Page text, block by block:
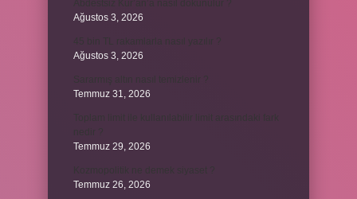
Ağustos 3, 2026
Ağustos 3, 2026
Temmuz 31, 2026
Temmuz 29, 2026
Temmuz 26, 2026